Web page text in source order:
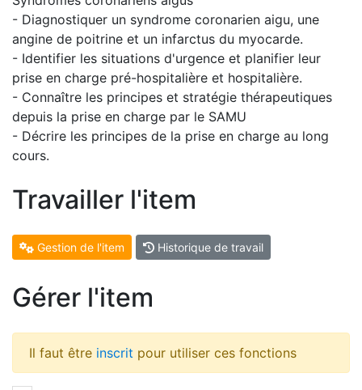
- Diagnostiquer un syndrome coronarien aigu, une
angine de poitrine et un infarctus du myocarde.
- Identifier les situations d'urgence et planifier leur
prise en charge pré-hospitalière et hospitalière.
- Connaître les principes et stratégie thérapeutiques
depuis la prise en charge par le SAMU
- Décrire les principes de la prise en charge au long
cours.
Travailler l'item
Gestion de l'item Historique de travail
Gérer l'item
Il faut être inscrit pour utiliser ces fonctions